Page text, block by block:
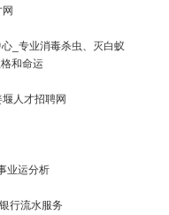
_专业消毒杀虫、灭白蚁
和命运
人才招聘网
业运分析
行流水服务